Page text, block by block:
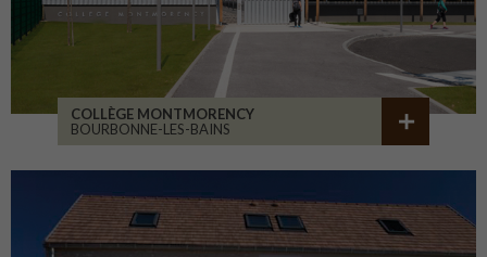
COLLÈGE MONTMORENCY
BOURBONNE-LES-BAINS